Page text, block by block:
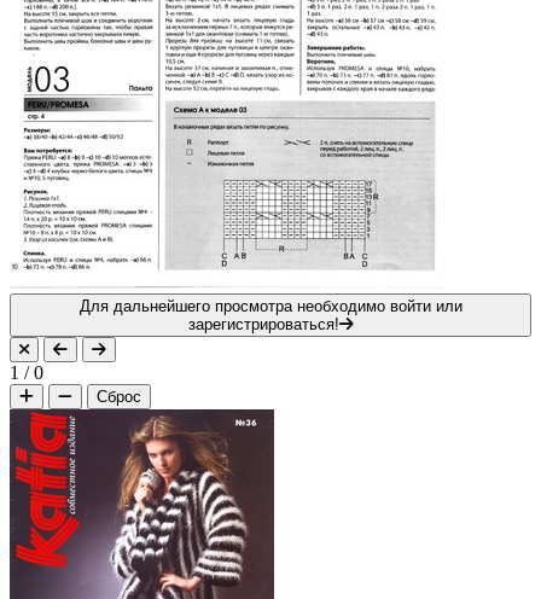
Для дальнейшего просмотра необходимо войти или
зарегистрироваться!
1 /0
Сброс